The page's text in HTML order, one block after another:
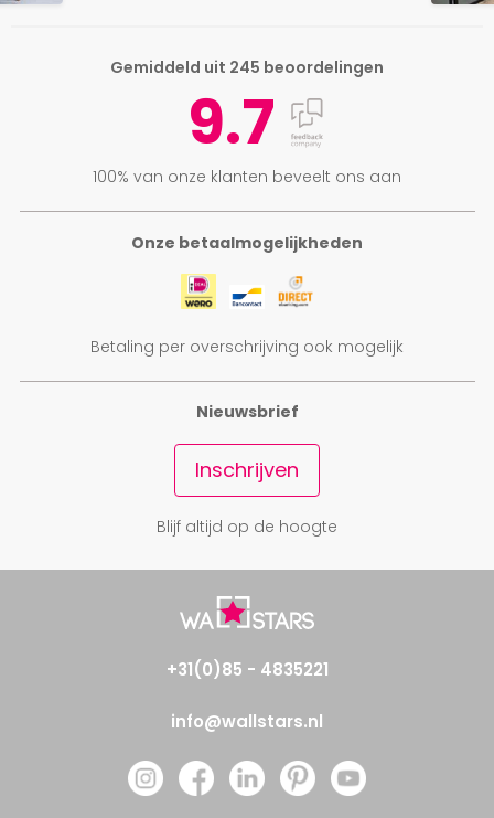
Onze betaalmogelijkheden
Betaling per overschrijving ook mogelijk
Gemiddeld uit 245 beoordelingen
9.7
100% van onze klanten beveelt ons aan
Nieuwsbrief
Inschrijven
Blijf altijd op de hoogte
+31(0)85 - 4835221
info@wallstars.nl